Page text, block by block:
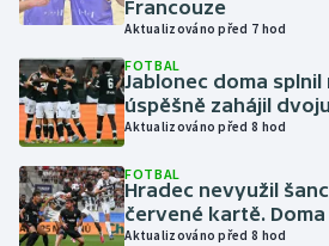
Jezdectví
Judo
Krasobruslení
Francouze
Aktualizováno před 7 hod
FOTBAL
Jablonec doma
úspěšně zahájil
Aktualizováno před 8 hod
FOTBAL
Hradec nevyužil
červené kartě.
Aktualizováno před 8 hod